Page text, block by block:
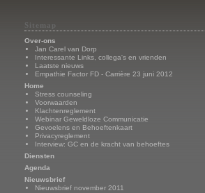
Sitemap
Over-ons
Jan Carel van Dorp
Interessante Links, collega's en vrienden
Laatste nieuws
Empathie Factor FD - Carrière 23 juni 2012
Home
Stress counseling
Voorwaarden
Klachtenreglement
Webinar Geweldloze Communicatie
Gevoelens en Behoeftenkaart
Privacyreglement
Interview: GC en de kracht van behoeftes
Diensten
Agenda
Nieuwsbrief
Nieuwsbrief november 2011